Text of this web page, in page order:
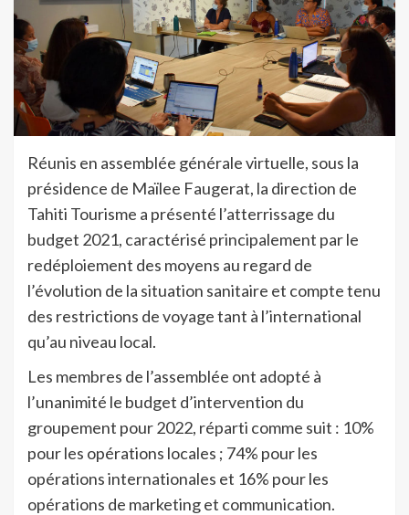
Réunis en assemblée générale virtuelle, sous la
présidence de Maïlee Faugerat, la direction de
Tahiti Tourisme a présenté l’atterrissage du
budget 2021, caractérisé principalement par le
redéploiement des moyens au regard de
l’évolution de la situation sanitaire et compte tenu
des restrictions de voyage tant à l’international
qu’au niveau local.
Les membres de l’assemblée ont adopté à
l’unanimité le budget d’intervention du
groupement pour 2022, réparti comme suit : 10%
pour les opérations locales ; 74% pour les
opérations internationales et 16% pour les
opérations de marketing et communication.